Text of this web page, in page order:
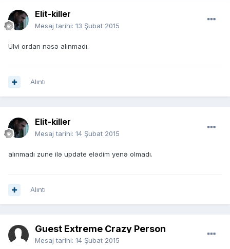
Elit-killer
Mesaj tarihi: 13 Şubat 2015
Ülvi ordan nəsə alınmadı.
Alıntı
Elit-killer
Mesaj tarihi: 14 Şubat 2015
alınmadı zune ilə update elədim yenə olmadı.
Alıntı
Guest Extreme Crazy Person
Mesaj tarihi: 14 Şubat 2015